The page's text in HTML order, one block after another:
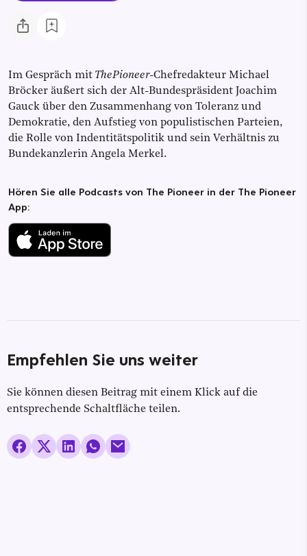
Im Gespräch mit ThePioneer-Chefredakteur Michael
Bröcker äußert sich der Alt-Bundespräsident Joachim
Gauck über den Zusammenhang von Toleranz und
Demokratie, den Aufstieg von populistischen Parteien,
die Rolle von Indentitätspolitik und sein Verhältnis zu
Bundekanzlerin Angela Merkel.
Hören Sie alle Podcasts von The Pioneer in der The Pioneer
App:
Empfehlen Sie uns weiter
Sie können diesen Beitrag mit einem Klick auf die
entsprechende Schaltfläche teilen.